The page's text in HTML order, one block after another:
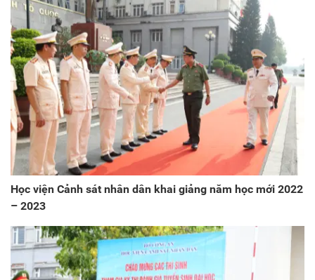
Học viện Cảnh sát nhân dân khai giảng năm học mới 2022
– 2023